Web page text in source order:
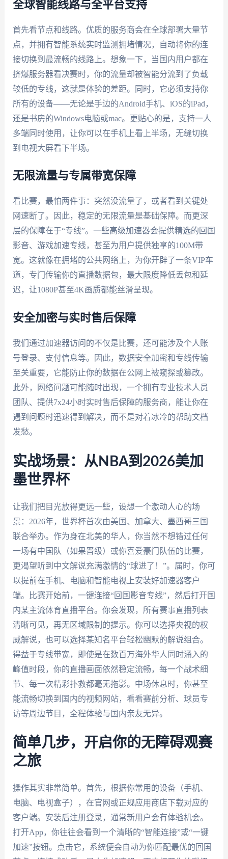
全球智能线路与全平台支持
首先看节点和线路。优质的服务商会在全球部署大量节
点，并拥有智能系统实时监测拥堵情况，自动将你的连
接切换到最流畅的线路上。想象一下，当国内用户都在
挤爆服务器看决赛时，你的流量却被智能分流到了负载
较低的专线，这就是体验的差距。同时，它必须支持你
所有的设备——无论是手边的Android手机、iOS的iPad，
还是书房的Windows电脑或mac。更贴心的是，支持一人
多端同时使用，让你可以在手机上看上半场，无缝切换
到电视大屏看下半场。
无限流量与专属带宽保障
看比赛，最怕两件事：突然没流量了，或者看到关键处
网速断了。因此，稳定的无限流量是基础保障。而更深
层的保障在于“专线”。一些高级加速器会提供精选的回国
影音、游戏加速专线，甚至为用户提供独享的100M带
宽。这就像在拥堵的公共网络上，为你开辟了一条VIP车
道，专门传输你的直播数据包，最大限度降低丢包和延
迟，让1080P甚至4K画质都能丝滑呈现。
安全加密与实时售后保障
我们通过加速器访问的不仅是比赛，还可能涉及个人账
号登录、支付信息等。因此，数据安全加密和专线传输
至关重要，它能防止你的数据在公网上被窥探或篡改。
此外，网络问题可能随时出现，一个拥有专业技术人员
团队、提供7x24小时实时售后保障的服务商，能让你在
遇到问题时迅速得到解决，而不是对着冰冷的帮助文档
发愁。
实战场景：从NBA到2026美加
墨世界杯
让我们把目光放得更远一些，设想一个激动人心的场
景：2026年，世界杯首次由美国、加拿大、墨西哥三国
联合举办。作为身在北美的华人，你当然不想错过任何
一场有中国队（如果晋级）或你喜爱豪门队伍的比赛，
更渴望听到中文解说充满激情的“球进了！”。届时，你可
以提前在手机、电脑和智能电视上安装好加速器客户
端。比赛开始前，一键连接“回国影音专线”，然后打开国
内某主流体育直播平台。你会发现，所有赛事直播列表
清晰可见，再无区域限制的提示。你可以选择央视的权
威解说，也可以选择某知名平台轻松幽默的解说组合。
得益于专线带宽，即使是在数百万海外华人同时涌入的
峰值时段，你的直播画面依然稳定流畅，每一个战术细
节、每一次精彩扑救都毫无拖影。中场休息时，你甚至
能流畅切换到国内的视频网站，看看赛前分析、球员专
访等周边节目，全程体验与国内亲友无异。
简单几步，开启你的无障碍观赛
之旅
操作其实非常简单。首先，根据你常用的设备（手机、
电脑、电视盒子），在官网或正规应用商店下载对应的
客户端。安装后注册登录，通常新用户会有体验机会。
打开App，你往往会看到一个清晰的“智能连接”或“一键
加速”按钮。点击它，系统便会自动为你匹配最优的回国